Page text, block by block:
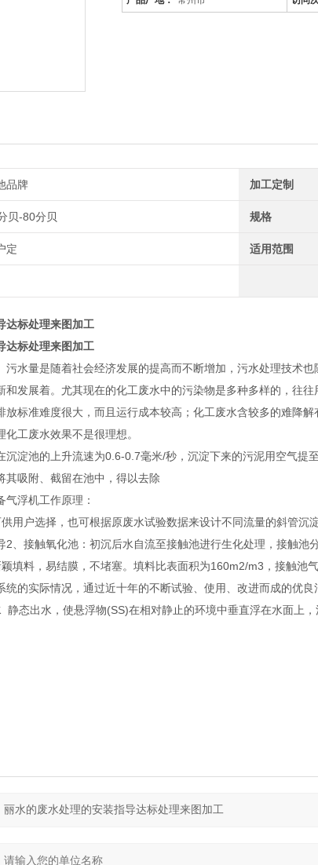
品牌 加工定制
贝-80分贝 规格
定 适用范围
达标处理来图加工
达标处理来图加工
污水量是随着社会经济发展的提高而不断增加，污水处理技术
和发展着。尤其现在的化工废水中的污染物是多种多样的，往
放标准难度很大，而且运行成本较高；化工废水含较多的难降
工废水效果不是很理想。
池的上升流速为0.6-0.7毫米/秒，沉淀下来的污泥用空气提至
其吸附、截留在池中，得以去除
气浮机工作原理：
用户选择，也可根据原废水试验数据来设计不同流量的斜管沉
2、接触氧化池：初沉后水自流至接触池进行生化处理，接触
填料，易结膜，不堵塞。填料比表面积为160m2/m3，接触
统的实际情况，通过近十年的不断试验、使用、改进而成的优
态出水，使悬浮物(SS)在相对静止的环境中垂直浮在水面上